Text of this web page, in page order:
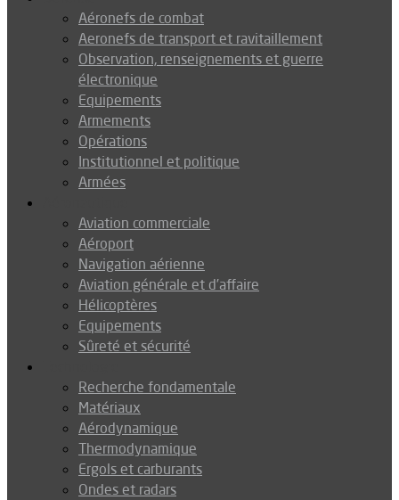
Aéronefs de combat
Aeronefs de transport et ravitaillement
Observation, renseignements et guerre
électronique
Equipements
Armements
Opérations
Institutionnel et politique
Armées
Aviation commerciale
Aéroport
Navigation aérienne
Aviation générale et d’affaire
Hélicoptères
Equipements
Sûreté et sécurité
Recherche fondamentale
Matériaux
Aérodynamique
Thermodynamique
Ergols et carburants
Ondes et radars